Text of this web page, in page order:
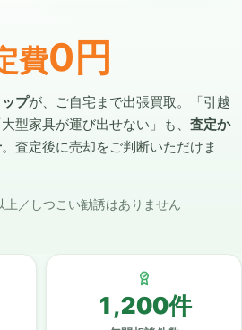
費0円
プが、ご自宅まで出張買取。「引越
型家具が運び出せない」も、 査定か
。査定後に売却をご判断いただけま
上／しつこい勧誘はありません
1,200件